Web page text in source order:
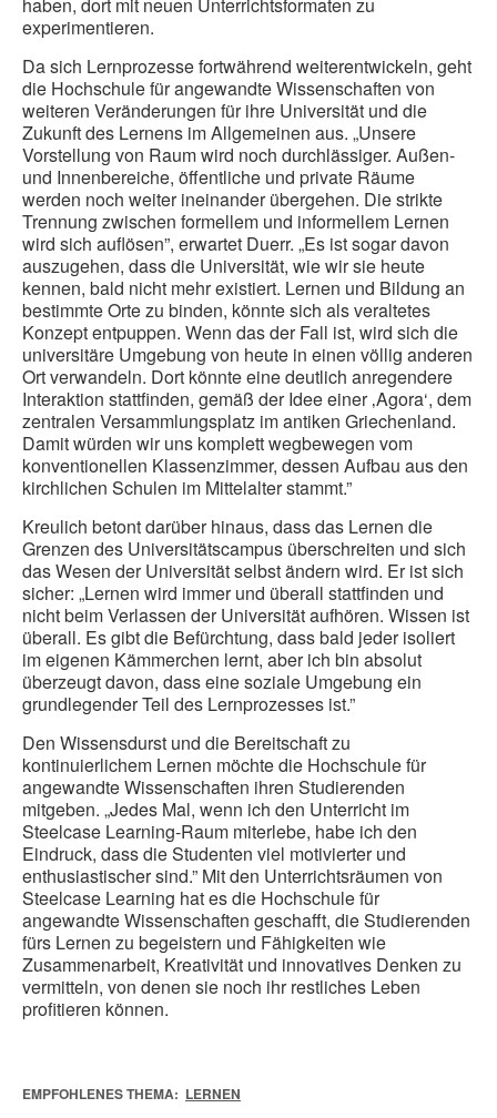
experimentieren.
Da sich Lernprozesse fortwährend weiterentwickeln, geht
die Hochschule für angewandte Wissenschaften von
weiteren Veränderungen für ihre Universität und die
Zukunft des Lernens im Allgemeinen aus. „Unsere
Vorstellung von Raum wird noch durchlässiger. Außen-
und Innenbereiche, öffentliche und private Räume
werden noch weiter ineinander übergehen. Die strikte
Trennung zwischen formellem und informellem Lernen
wird sich auflösen”, erwartet Duerr. „Es ist sogar davon
auszugehen, dass die Universität, wie wir sie heute
kennen, bald nicht mehr existiert. Lernen und Bildung an
bestimmte Orte zu binden, könnte sich als veraltetes
Konzept entpuppen. Wenn das der Fall ist, wird sich die
universitäre Umgebung von heute in einen völlig anderen
Ort verwandeln. Dort könnte eine deutlich anregendere
Interaktion stattfinden, gemäß der Idee einer ‚Agora‘, dem
zentralen Versammlungsplatz im antiken Griechenland.
Damit würden wir uns komplett wegbewegen vom
konventionellen Klassenzimmer, dessen Aufbau aus den
kirchlichen Schulen im Mittelalter stammt.”
Kreulich betont darüber hinaus, dass das Lernen die
Grenzen des Universitätscampus überschreiten und sich
das Wesen der Universität selbst ändern wird. Er ist sich
sicher: „Lernen wird immer und überall stattfinden und
nicht beim Verlassen der Universität aufhören. Wissen ist
überall. Es gibt die Befürchtung, dass bald jeder isoliert
im eigenen Kämmerchen lernt, aber ich bin absolut
überzeugt davon, dass eine soziale Umgebung ein
grundlegender Teil des Lernprozesses ist.”
Den Wissensdurst und die Bereitschaft zu
kontinuierlichem Lernen möchte die Hochschule für
angewandte Wissenschaften ihren Studierenden
mitgeben. „Jedes Mal, wenn ich den Unterricht im
Steelcase Learning-Raum miterlebe, habe ich den
Eindruck, dass die Studenten viel motivierter und
enthusiastischer sind.” Mit den Unterrichtsräumen von
Steelcase Learning hat es die Hochschule für
angewandte Wissenschaften geschafft, die Studierenden
fürs Lernen zu begeistern und Fähigkeiten wie
Zusammenarbeit, Kreativität und innovatives Denken zu
vermitteln, von denen sie noch ihr restliches Leben
profitieren können.
EMPFOHLENES THEMA: LERNEN